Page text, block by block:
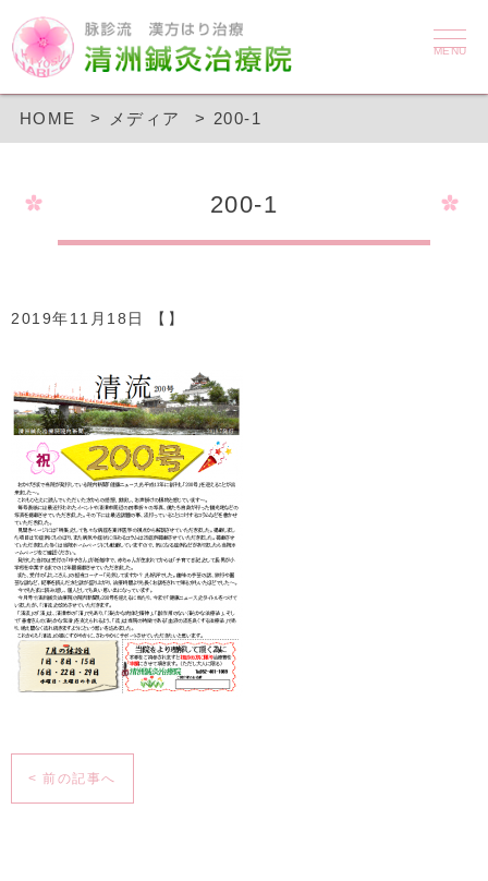
MENU
HOME メディア 200-1
200-1
2019年11月18日 【】
< 前の記事へ